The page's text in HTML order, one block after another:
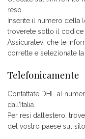
reso.
Inserite il numero della
troverete sotto il codice
Assicuratevi che le
corrette e selezionate
Telefonicamente
Contattate DHL al
dall’Italia.
Per resi dall’estero,
del vostro paese sul sito